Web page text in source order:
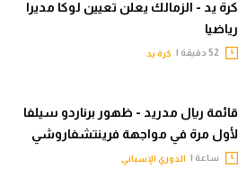
كرة يد - الزمالك يعلن تعيين لوكا مديرا
رياضيا
كرة يد
قائمة ريال مدريد - ظهور برناردو سيلفا
لأول مرة في مواجهة فرينتشفاروشي
ساعة | الدوري الإسباني